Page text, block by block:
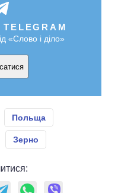
«Слово і діло»
Польща
Зерно